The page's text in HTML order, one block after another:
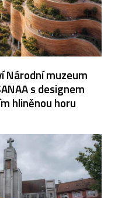
Národní muzeum
s designem
hliněnou horu